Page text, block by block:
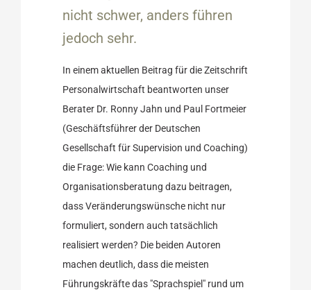
nicht schwer, anders führen
jedoch sehr.
In einem aktuellen Beitrag für die Zeitschrift
Personalwirtschaft beantworten unser
Berater Dr. Ronny Jahn und Paul Fortmeier
(Geschäftsführer der Deutschen
Gesellschaft für Supervision und Coaching)
die Frage: Wie kann Coaching und
Organisationsberatung dazu beitragen,
dass Veränderungswünsche nicht nur
formuliert, sondern auch tatsächlich
realisiert werden? Die beiden Autoren
machen deutlich, dass die meisten
Führungskräfte das "Sprachspiel" rund um